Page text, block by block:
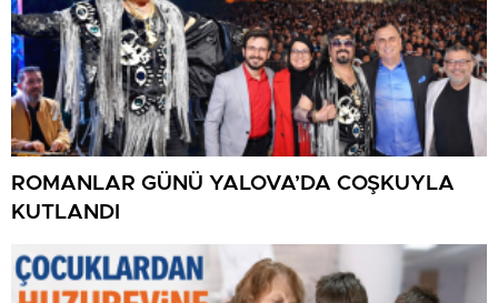
ROMANLAR GÜNÜ YALOVA’DA COŞKUYLA
KUTLANDI